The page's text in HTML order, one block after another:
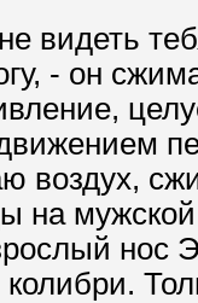
видеть
- он
воздух,
на
нос